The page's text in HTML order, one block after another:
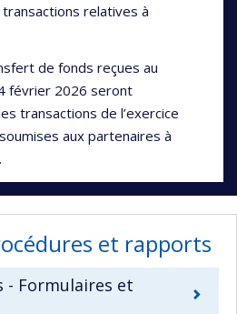
relatives à
de fonds reçues au
février 2026 seront
transactions de l’exercice
aux partenaires à
et rapports
- Formulaires et